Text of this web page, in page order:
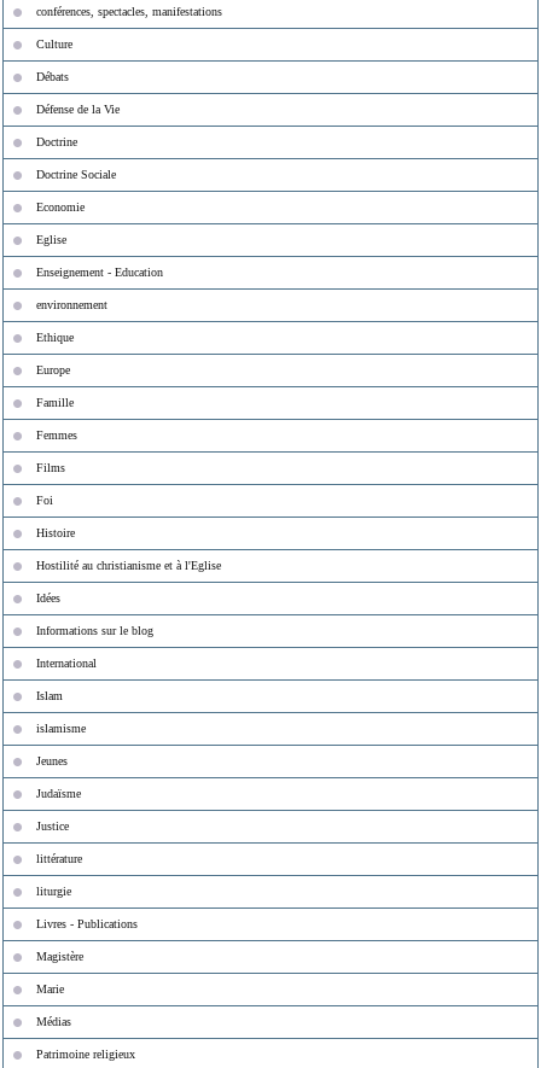
conférences, spectacles, manifestations
Culture
Débats
Défense de la Vie
Doctrine
Doctrine Sociale
Economie
Eglise
Enseignement - Education
environnement
Ethique
Europe
Famille
Femmes
Films
Foi
Histoire
Hostilité au christianisme et à l'Eglise
Idées
Informations sur le blog
International
Islam
islamisme
Jeunes
Judaïsme
Justice
littérature
liturgie
Livres - Publications
Magistère
Marie
Médias
Patrimoine religieux